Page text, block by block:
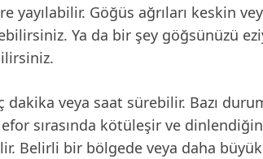
yayılabilir. Göğüs ağrıları keskin
Ya da bir şey göğsünüzü
dakika veya saat sürebilir. Bazı
sırasında kötüleşir ve
Belirli bir bölgede veya daha